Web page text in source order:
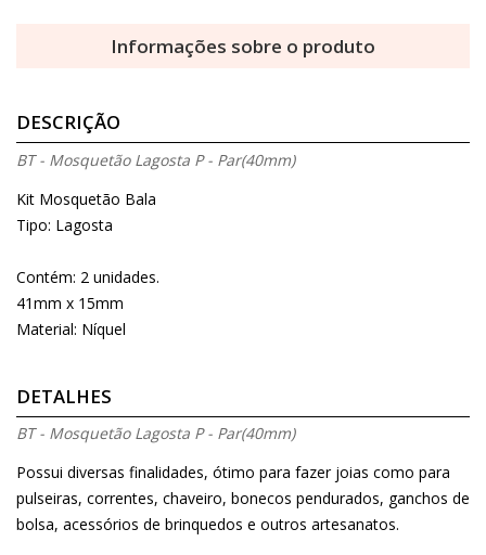
Informações sobre o produto
DESCRIÇÃO
BT - Mosquetão Lagosta P - Par(40mm)
Kit Mosquetão Bala
Tipo: Lagosta
Contém: 2 unidades.
41mm x 15mm
Material: Níquel
DETALHES
BT - Mosquetão Lagosta P - Par(40mm)
Possui diversas finalidades, ótimo para fazer joias como para
pulseiras, correntes, chaveiro, bonecos pendurados, ganchos de
bolsa, acessórios de brinquedos e outros artesanatos.